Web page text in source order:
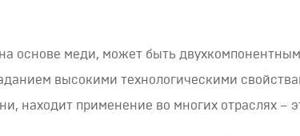
основе меди, может быть
высокими технологическими
находит применение во многих отраслях –